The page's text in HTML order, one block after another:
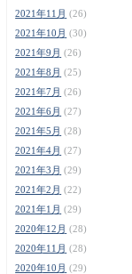
2021年11月 (26)
2021年10月 (30)
2021年9月 (26)
2021年8月 (25)
2021年7月 (26)
2021年6月 (27)
2021年5月 (28)
2021年4月 (27)
2021年3月 (29)
2021年2月 (22)
2021年1月 (29)
2020年12月 (28)
2020年11月 (28)
2020年10月 (29)